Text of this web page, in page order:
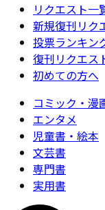
リクエスト一
新規復刊リク
投票ランキン
復刊リクエス
初めての方へ
コミック・漫
エンタメ
児童書・絵本
文芸書
専門書
実用書